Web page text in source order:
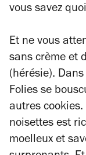
vous savez
Et ne vous
sans crème et
(hérésie).
Folies se
autres cookies.
noisettes est
moelleux et